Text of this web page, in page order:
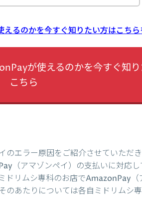
るのかを今すぐ知りたい方はこち
が使えるのかを今すぐ知
こちら
のエラー原因をご紹介させていただ
（アマゾンペイ）の支払いに対応し
ドリムシ専科のお店でAmazonPay（
のあたりについては各自ミドリムシ